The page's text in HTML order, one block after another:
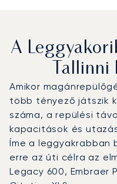
A
Amikor
több tényező játszik
száma, a repülési
kapacitások és
Íme a leggyakrabban
erre az úti célra az
Legacy 600, Embraer